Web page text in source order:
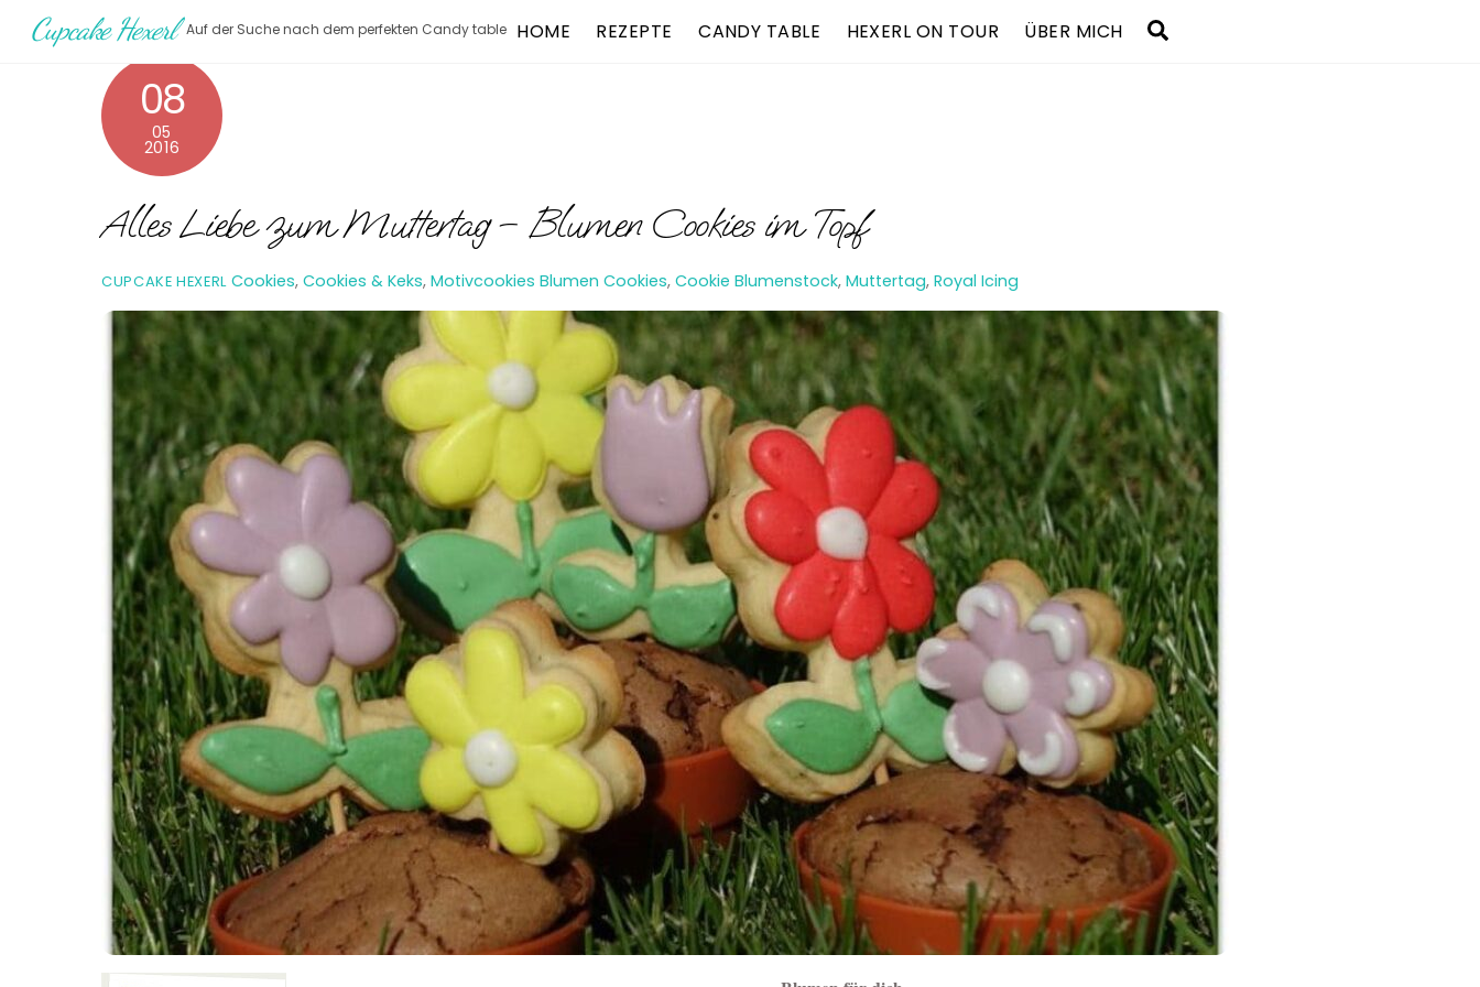
Cupcake Hexerl Auf der Suche nach dem perfekten Candy table HOME REZEPTE CANDY TABLE HEXERL ON TOUR ÜBER MICH
08
05
2016
Alles Liebe zum Muttertag – Blumen Cookies im Topf
CUPCAKE HEXERL Cookies,Cookies & Keks,Motivcookies Blumen Cookies,Cookie Blumenstock,Muttertag,Royal Icing